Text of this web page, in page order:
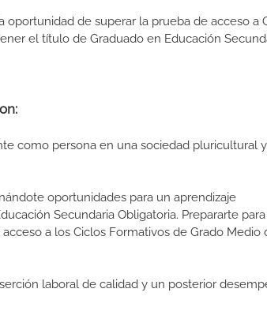
de superar la prueba de acceso a
el título de Graduado en Educación
como persona en una sociedad pluricultural y
oportunidades para un aprendizaje
Secundaria Obligatoria. Prepararte
a los Ciclos Formativos de Grado Medio
laboral de calidad y un posterior